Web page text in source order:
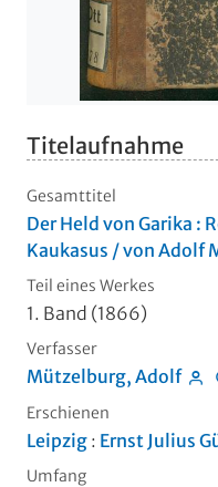
Titelaufnahme
Gesamttitel
Der Held von Garika :
Kaukasus / von Adolf
Teil eines Werkes
1. Band (1866)
Verfasser
Mützelburg, Adolf
Erschienen
Leipzig : Ernst Julius
Umfang